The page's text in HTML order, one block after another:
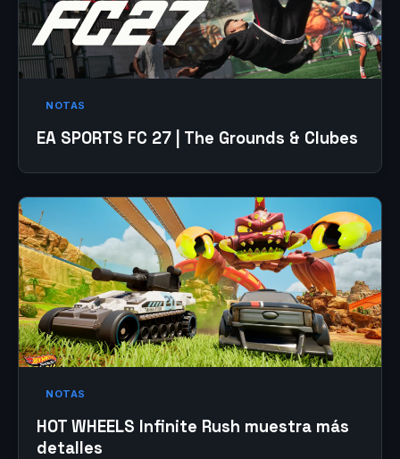
NOTAS
EA SPORTS FC 27 | The Grounds & Clubes
NOTAS
HOT WHEELS Infinite Rush muestra más
detalles